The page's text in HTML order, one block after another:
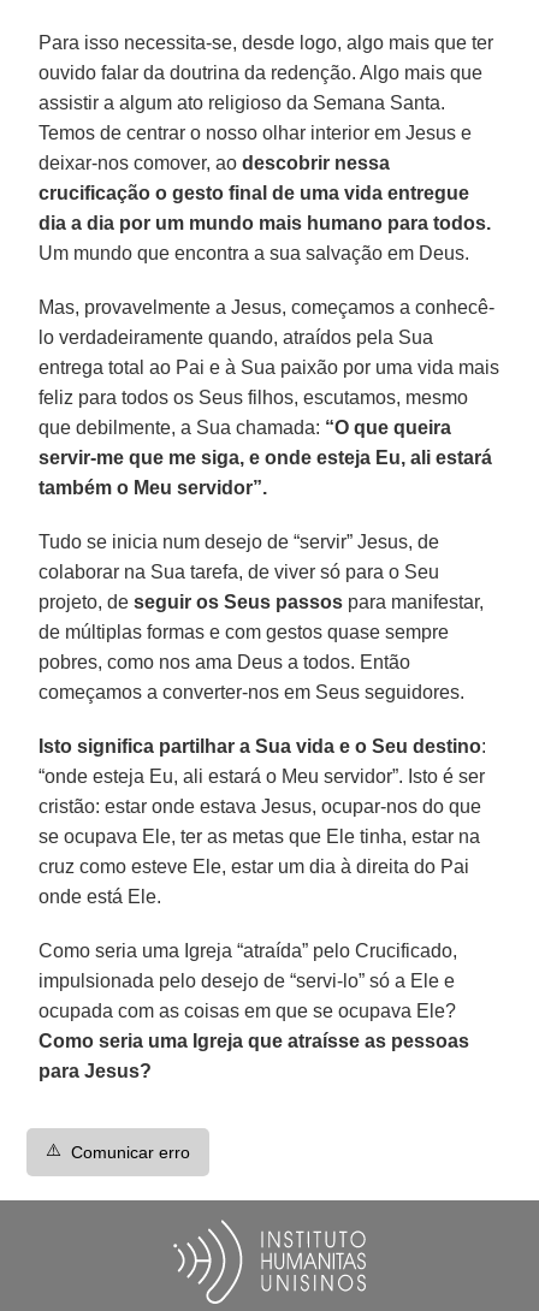
Para isso necessita-se, desde logo, algo mais que ter
ouvido falar da doutrina da redenção. Algo mais que
assistir a algum ato religioso da Semana Santa.
Temos de centrar o nosso olhar interior em Jesus e
deixar-nos comover, aodescobrir nessa
crucificação o gesto final de uma vida entregue
dia a dia por um mundo mais humano para todos.
Um mundo que encontra a sua salvação em Deus.
Mas, provavelmente a Jesus, começamos a conhecê-
lo verdadeiramente quando, atraídos pela Sua
entrega total ao Pai e à Sua paixão por uma vida mais
feliz para todos os Seus filhos, escutamos, mesmo
que debilmente, a Sua chamada: “O que queira
servir-me que me siga, e onde esteja Eu, ali estará
também o Meu servidor”.
Tudo se inicia num desejo de “servir” Jesus, de
colaborar na Sua tarefa, de viver só para o Seu
projeto, deseguir os Seus passos para manifestar,
de múltiplas formas e com gestos quase sempre
pobres, como nos ama Deus a todos. Então
começamos a converter-nos em Seus seguidores.
Isto significa partilhar a Sua vida e o Seu destino:
“onde esteja Eu, ali estará o Meu servidor”. Isto é ser
cristão: estar onde estava Jesus, ocupar-nos do que
se ocupava Ele, ter as metas que Ele tinha, estar na
cruz como esteve Ele, estar um dia à direita do Pai
onde está Ele.
Como seria uma Igreja “atraída” pelo Crucificado,
impulsionada pelo desejo de “servi-lo” só a Ele e
ocupada com as coisas em que se ocupava Ele?
Como seria uma Igreja que atraísse as pessoas
para Jesus?
⚠️ Comunicar erro